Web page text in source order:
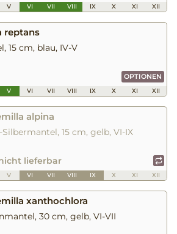
V VI VII VIII IX X XI XII
reptans
15 cm, blau, IV-V
OPTIONEN
V VI VII VIII IX X XI XII
alpina
15 cm, gelb, VI-IX
lieferbar
V VI VII VIII IX X XI XII
xanthochlora
30 cm, gelb, VI-VII